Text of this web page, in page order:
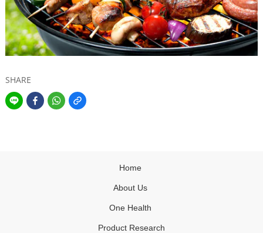
SHARE
Home
About Us
One Health
Product Research